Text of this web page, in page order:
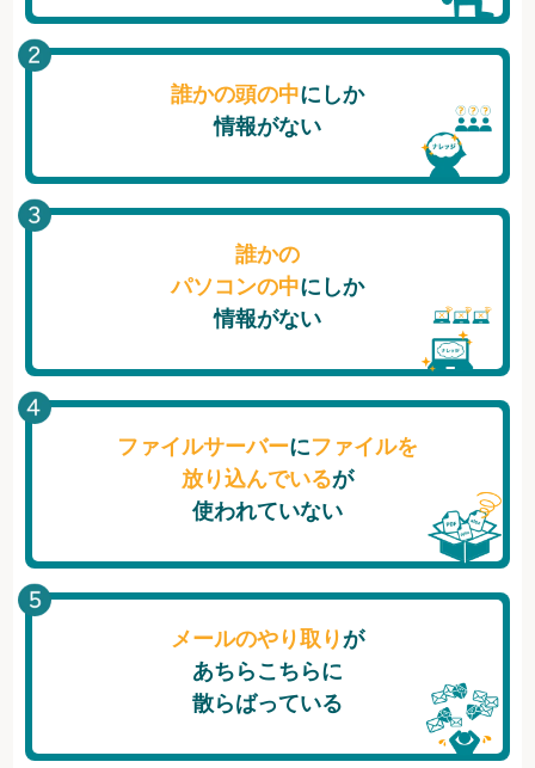
誰かの頭の中にしか
情報がない
誰かの
パソコンの中にしか
情報がない
ファイルサーバーにファイルを
放り込んでいるが
使われていない
メールのやり取り が
あちらこちらに
散らばっている